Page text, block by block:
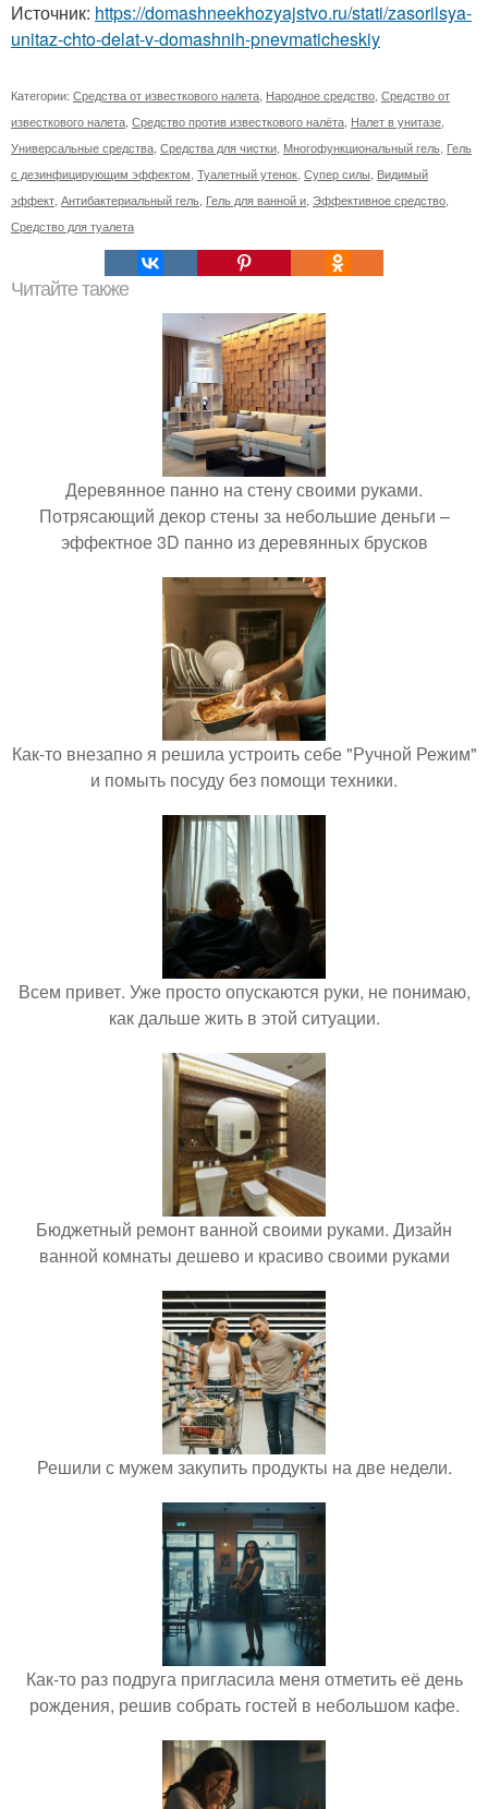
Источник: https://domashneekhozyajstvo.ru/stati/zasorilsya-
unitaz-chto-delat-v-domashnih-pnevmaticheskiy
Категории: Средства от известкового налета Народное средство Средство от
известкового налета Средство против известкового налёта Налет в унитазе
Универсальные средства Средства для чистки Многофункциональный гель Гель
с дезинфицирующим эффектом Туалетный утенок Супер силы Видимый
эффект Антибактериальный гель Гель для ванной и Эффективное средство
Средство для туалета
Читайте также
Деревянное панно на стену своими руками.
Потрясающий декор стены за небольшие деньги –
эффектное 3D панно из деревянных брусков
Как-то внезапно я решила устроить себе "Ручной Режим"
и помыть посуду без помощи техники.
Всем привет. Уже просто опускаются руки, не понимаю,
как дальше жить в этой ситуации.
Бюджетный ремонт ванной своими руками. Дизайн
ванной комнаты дешево и красиво своими руками
Решили с мужем закупить продукты на две недели.
Как-то раз подруга пригласила меня отметить её день
рождения, решив собрать гостей в небольшом кафе.